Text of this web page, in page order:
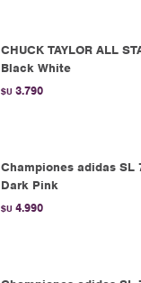
CHUCK TAYLOR ALL
Black White
$U 3.790
Championes adidas SL
Dark Pink
$U 4.990